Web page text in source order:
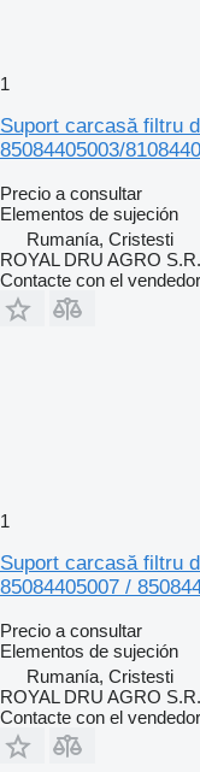
1
Suport carcasă filtru
85084405003/
Precio a consultar
Elementos de sujeción
Rumanía, Cristesti
ROYAL DRU AGRO
Contacte con el vendedor
1
Suport carcasă filtru
85084405007 /
Precio a consultar
Elementos de sujeción
Rumanía, Cristesti
ROYAL DRU AGRO
Contacte con el vendedor